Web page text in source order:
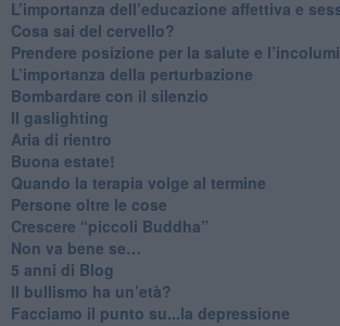
​L’importanza dell’educazione affettiva e
​Cosa sai del cervello?
Prendere posizione per la salute e
L’importanza della perturbazione
​Bombardare con il silenzio
Il gaslighting
Aria di rientro
Buona estate!
​Quando la terapia volge al termine
​Persone oltre le cose
​Crescere “piccoli Buddha”
Non va bene se…
​5 anni di Blog
​Il bullismo ha un’età?
Facciamo il punto su...la depressione